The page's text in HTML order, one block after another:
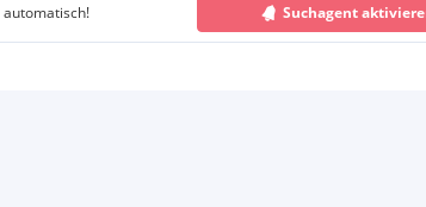
automatisch! Suchagent